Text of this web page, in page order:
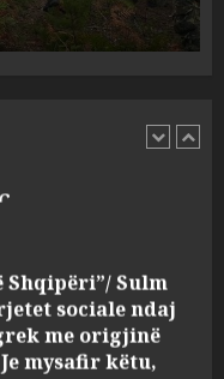
rrezik të lartë
me origjinë
mysafir këtu,
flasësh!